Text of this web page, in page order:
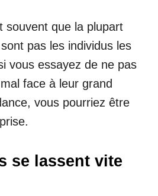
souvent que la plupart
pas les individus les
vous essayez de ne pas
face à leur grand
vous pourriez être
se lassent vite